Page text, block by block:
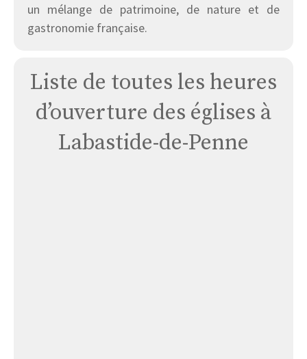
un mélange de patrimoine, de nature et de
gastronomie française.
Liste de toutes les heures
d’ouverture des églises à
Labastide-de-Penne